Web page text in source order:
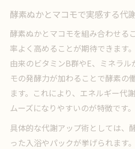
酵素ぬかとマコモで実感する代
酵素ぬかとマコモを組み合わせる
率よく高めることが期待できます
由来のビタミンB群やE、ミネラ
モの発酵力が加わることで酵素の
ます。これにより、エネルギー代
ムーズになりやすいのが特徴です。
具体的な代謝アップ術としては、
った入浴やパックが挙げられます